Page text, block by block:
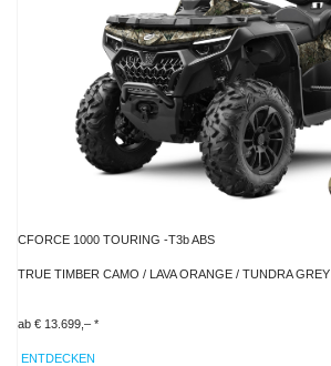
CFORCE 1000 TOURING -T3b ABS
TRUE TIMBER CAMO / LAVA ORANGE / TUNDRA GREY
ab € 13.699,– *
ENTDECKEN